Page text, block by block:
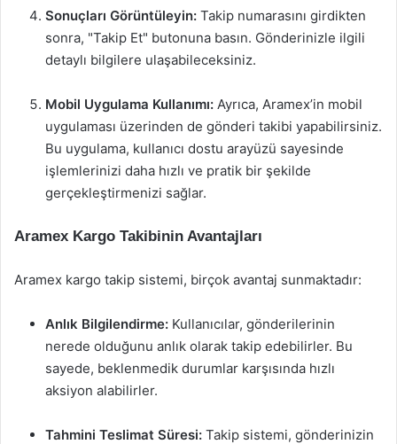
Sonuçları Görüntüleyin: Takip numarasını girdikten
sonra, "Takip Et" butonuna basın. Gönderinizle ilgili
detaylı bilgilere ulaşabileceksiniz.
Mobil Uygulama Kullanımı: Ayrıca, Aramex’in mobil
uygulaması üzerinden de gönderi takibi yapabilirsiniz.
Bu uygulama, kullanıcı dostu arayüzü sayesinde
işlemlerinizi daha hızlı ve pratik bir şekilde
gerçekleştirmenizi sağlar.
Aramex Kargo Takibinin Avantajları
Aramex kargo takip sistemi, birçok avantaj sunmaktadır:
Anlık Bilgilendirme: Kullanıcılar, gönderilerinin
nerede olduğunu anlık olarak takip edebilirler. Bu
sayede, beklenmedik durumlar karşısında hızlı
aksiyon alabilirler.
Tahmini Teslimat Süresi: Takip sistemi, gönderinizin